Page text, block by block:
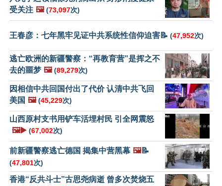
受关注 🖼️ (73,097次)
王春彦：七年黑牢见证中共系统性信仰迫害📝 (47,952次)
逃亡欧洲的新疆警察：“再教育营”是挥之不
去的噩梦 🖼️ (89,279次)
因相信中共回国付出了代价 认清中共飞回
美国 🖼️ (45,229次)
山西原村支书用铲车活埋村民 引全网震怒
🖼️▶️ (67,002次)
前新疆警察逃亡德国 揭集中营黑幕 🖼️📝
(47,801次)
香港“反共斗士”古思尧病逝 曾多次焚烧五